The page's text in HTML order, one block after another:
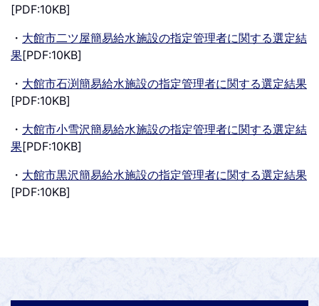
[PDF:10KB]
・ 大館市二ツ屋簡易給水施設の指定管理者に関する選定結
果[PDF:10KB]
・ 大館市石渕簡易給水施設の指定管理者に関する選定結果
[PDF:10KB]
・ 大館市小雪沢簡易給水施設の指定管理者に関する選定結
果[PDF:10KB]
・ 大館市黒沢簡易給水施設の指定管理者に関する選定結果
[PDF:10KB]